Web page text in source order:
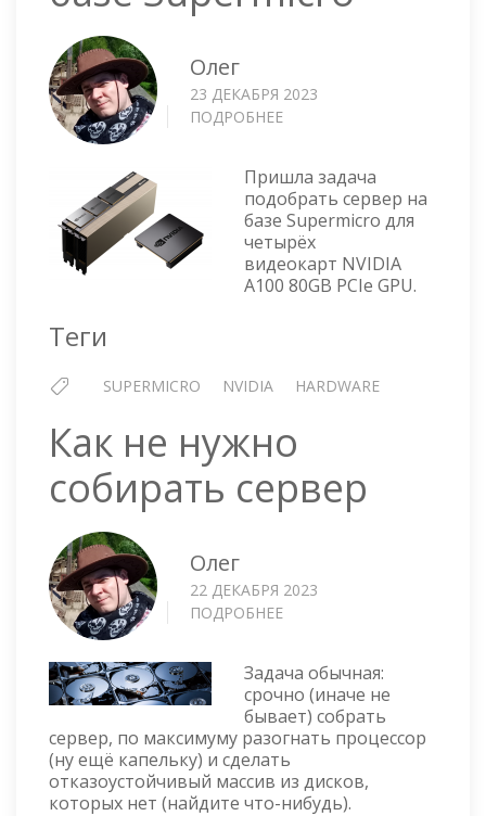
Олег
23 ДЕКАБРЯ 2023
ПОДРОБНЕЕ
ЧЕТЫРЁХ
GPU
NVIDIA
A100
НА
БАЗЕ
Пришла задача
подобрать сервер на
базе Supermicro для
четырёх
видеокарт NVIDIA
A100 80GB PCIe GPU.
Теги
SUPERMICRO NVIDIA HARDWARE
Как не нужно
собирать сервер
Олег
22 ДЕКАБРЯ 2023
ПОДРОБНЕЕ
НУЖНО
СОБИРАТЬ
СЕРВЕР
Задача обычная:
срочно (иначе не
бывает) собрать
сервер, по максимуму разогнать процессор
(ну ещё капельку) и сделать
отказоустойчивый массив из дисков,
которых нет (найдите что-нибудь).